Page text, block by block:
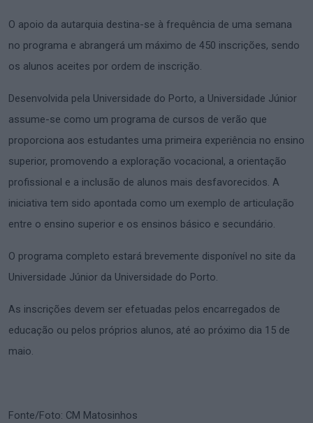
O apoio da autarquia destina-se à frequência de uma semana
no programa e abrangerá um máximo de 450 inscrições, sendo
os alunos aceites por ordem de inscrição.
Desenvolvida pela Universidade do Porto, a Universidade Júnior
assume-se como um programa de cursos de verão que
proporciona aos estudantes uma primeira experiência no ensino
superior, promovendo a exploração vocacional, a orientação
profissional e a inclusão de alunos mais desfavorecidos. A
iniciativa tem sido apontada como um exemplo de articulação
entre o ensino superior e os ensinos básico e secundário.
O programa completo estará brevemente disponível no site da
Universidade Júnior da Universidade do Porto.
As inscrições devem ser efetuadas pelos encarregados de
educação ou pelos próprios alunos, até ao próximo dia 15 de
maio.
Fonte/Foto: CM Matosinhos